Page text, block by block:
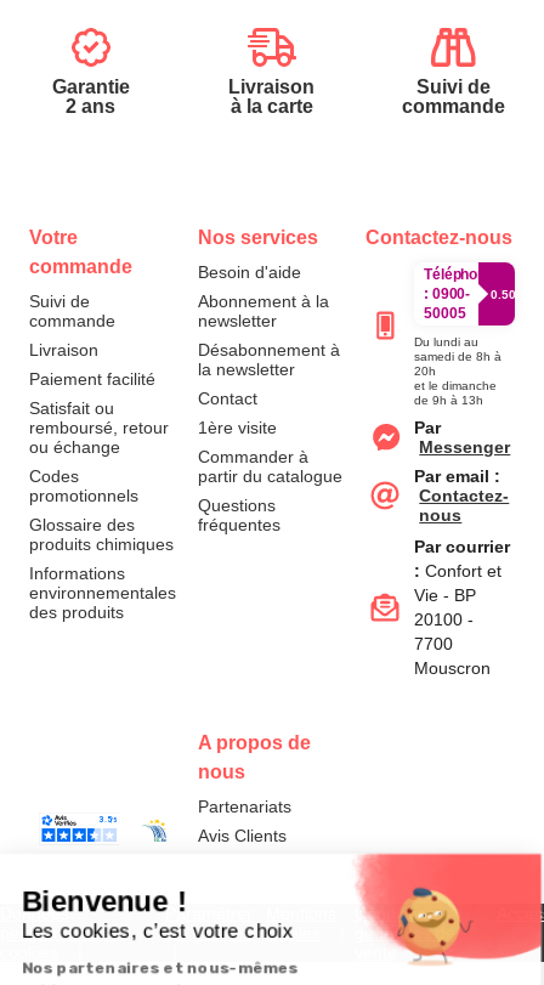
Garantie
2 ans
Livraison
à la carte
Suivi de
commande
Votre
commande
Suivi de
commande
Livraison
Paiement facilité
Satisfait ou
remboursé, retour
ou échange
Codes
promotionnels
Glossaire des
produits chimiques
Informations
environnementales
des produits
Nos services
Besoin d'aide
Abonnement à la
newsletter
Désabonnement à
la newsletter
Contact
1ère visite
Commander à
partir du catalogue
Questions
fréquentes
A propos de
nous
Partenariats
Avis Clients
Contactez-nous
Téléphone
: 0900-
50005
0.50€/
Du lundi au
samedi de 8h à
20h
et le dimanche
de 9h à 13h
Par
Messenger
Par email :
Contactez-
nous
Par courrier
: Confort et
Vie - BP
20100 -
7700
Mouscron
Données
personnelles et
Paramétrer
les cookies
légales
Conditions
générales de
vente